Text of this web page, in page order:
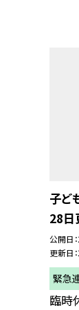
子ど
28日
公開日
更新日
緊急
臨時